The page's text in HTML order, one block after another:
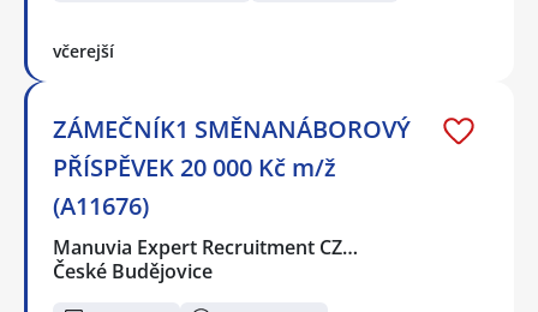
včerejší
ZÁMEČNÍK1 SMĚNANÁBOROVÝ
PŘÍSPĚVEK 20 000 Kč m/ž
(A11676)
Manuvia Expert Recruitment CZ…
České Budějovice